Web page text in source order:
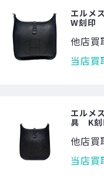
エルメ
W刻印
他店買
当店買
エルメ
具 K刻
他店買
当店買